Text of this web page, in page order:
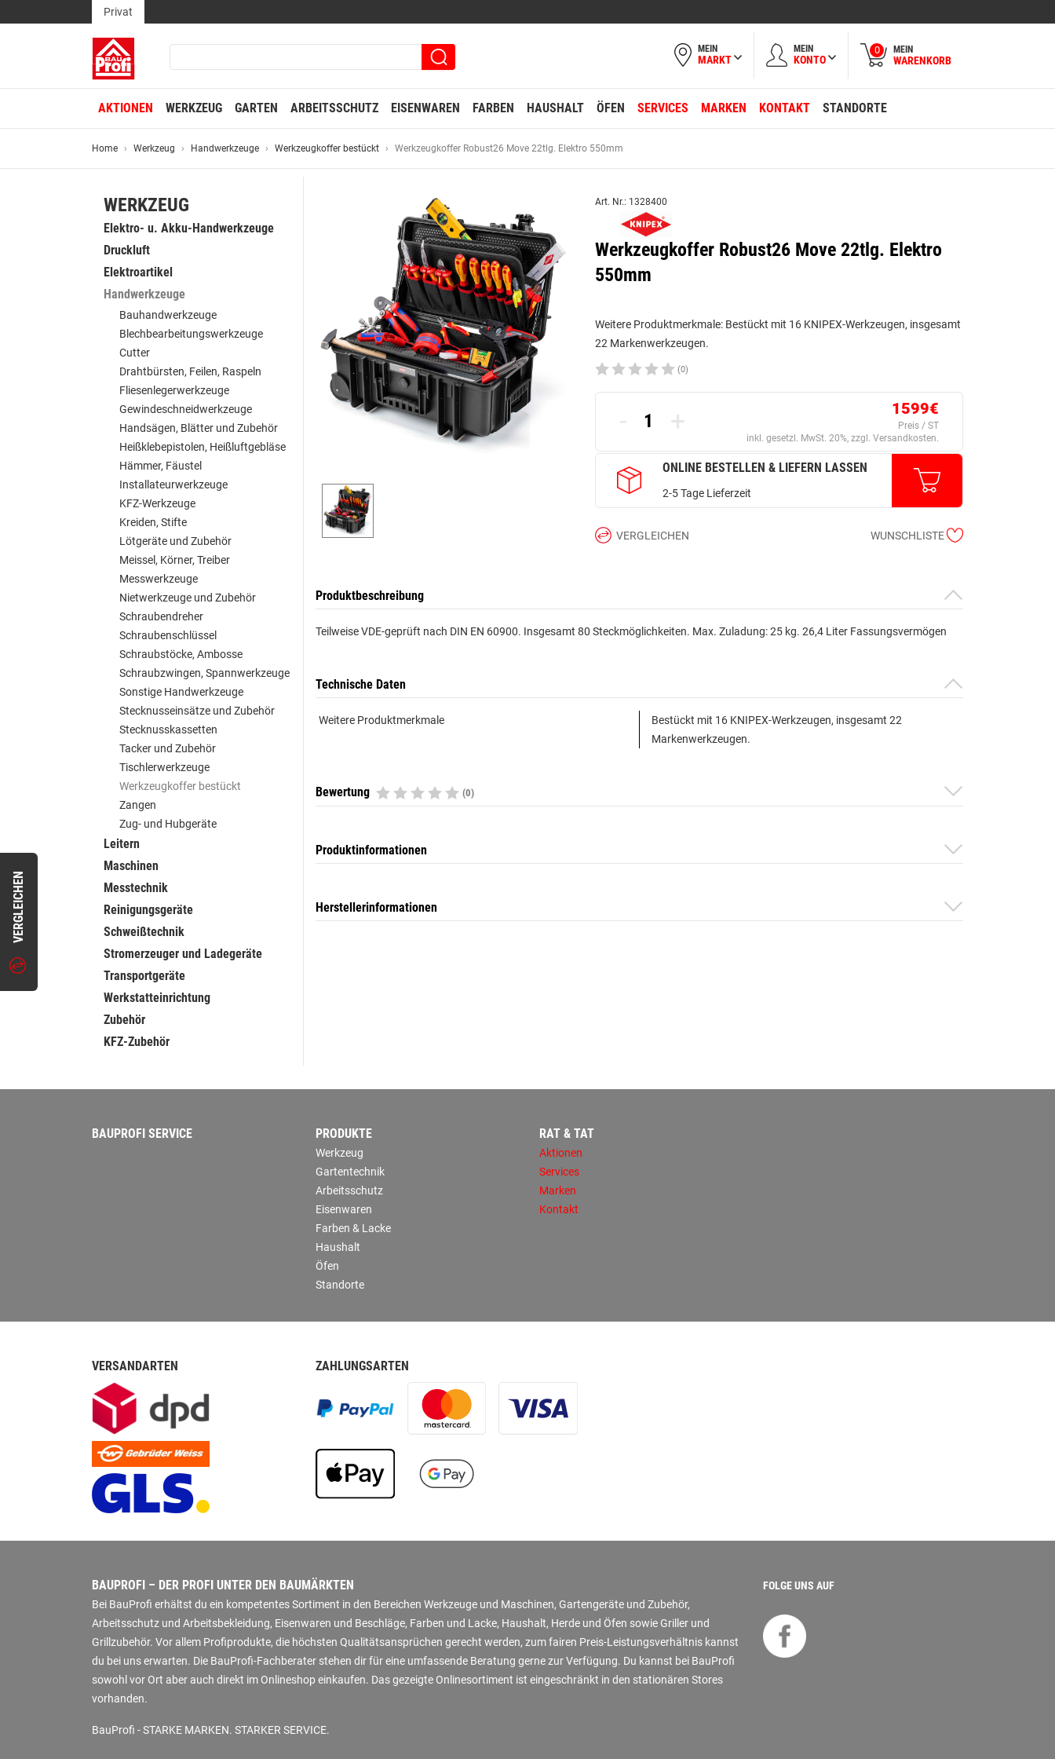
VERGLEICHEN
Privat
MEIN
MARKT
MEIN
KONTO
0 MEIN
WARENKORB
AKTIONEN WERKZEUG GARTEN ARBEITSSCHUTZ EISENWAREN FARBEN HAUSHALT ÖFEN SERVICES MARKEN KONTAKT STANDORTE
Home Werkzeug Handwerkzeuge Werkzeugkoffer bestückt Werkzeugkoffer Robust26 Move 22tlg. Elektro 550mm
WERKZEUG
Elektro- u. Akku-Handwerkzeuge
Druckluft
Elektroartikel
Handwerkzeuge
Bauhandwerkzeuge
Blechbearbeitungswerkzeuge
Cutter
Drahtbürsten, Feilen, Raspeln
Fliesenlegerwerkzeuge
Gewindeschneidwerkzeuge
Handsägen, Blätter und Zubehör
Heißklebepistolen, Heißluftgebläse
Hämmer, Fäustel
Installateurwerkzeuge
KFZ-Werkzeuge
Kreiden, Stifte
Lötgeräte und Zubehör
Meissel, Körner, Treiber
Messwerkzeuge
Nietwerkzeuge und Zubehör
Schraubendreher
Schraubenschlüssel
Schraubstöcke, Ambosse
Schraubzwingen, Spannwerkzeuge
Sonstige Handwerkzeuge
Stecknusseinsätze und Zubehör
Stecknusskassetten
Tacker und Zubehör
Tischlerwerkzeuge
Werkzeugkoffer bestückt
Zangen
Zug- und Hubgeräte
Leitern
Maschinen
Messtechnik
Reinigungsgeräte
Schweißtechnik
Stromerzeuger und Ladegeräte
Transportgeräte
Werkstatteinrichtung
Zubehör
KFZ-Zubehör
Art. Nr.: 1328400
Werkzeugkoffer Robust26 Move 22tlg. Elektro
550mm
Weitere Produktmerkmale: Bestückt mit 16 KNIPEX-Werkzeugen, insgesamt
22 Markenwerkzeugen.
(0)
- + 1599€
Preis / ST
inkl. gesetzl. MwSt. 20%, zzgl. Versandkosten.
ONLINE BESTELLEN & LIEFERN LASSEN
2-5 Tage Lieferzeit
VERGLEICHEN WUNSCHLISTE
Produktbeschreibung
Teilweise VDE-geprüft nach DIN EN 60900. Insgesamt 80 Steckmöglichkeiten. Max. Zuladung: 25 kg. 26,4 Liter Fassungsvermögen
Technische Daten
Weitere Produktmerkmale
Bestückt mit 16 KNIPEX-Werkzeugen, insgesamt 22
Markenwerkzeugen.
Bewertung (0)
Produktinformationen
Herstellerinformationen
BAUPROFI SERVICE PRODUKTE
Werkzeug
Gartentechnik
Arbeitsschutz
Eisenwaren
Farben & Lacke
Haushalt
Öfen
Standorte
RAT & TAT
Aktionen
Services
Marken
Kontakt
VERSANDARTEN ZAHLUNGSARTEN
BAUPROFI – DER PROFI UNTER DEN BAUMÄRKTEN
Bei BauProfi erhältst du ein kompetentes Sortiment in den Bereichen Werkzeuge und Maschinen, Gartengeräte und Zubehör,
Arbeitsschutz und Arbeitsbekleidung, Eisenwaren und Beschläge, Farben und Lacke, Haushalt, Herde und Öfen sowie Griller und
Grillzubehör. Vor allem Profiprodukte, die höchsten Qualitätsansprüchen gerecht werden, zum fairen Preis-Leistungsverhältnis kannst
du bei uns erwarten. Die BauProfi-Fachberater stehen dir für eine umfassende Beratung gerne zur Verfügung. Du kannst bei BauProfi
sowohl vor Ort aber auch direkt im Onlineshop einkaufen. Das gezeigte Onlinesortiment ist eingeschränkt in den stationären Stores
vorhanden.
BauProfi - STARKE MARKEN. STARKER SERVICE.
FOLGE UNS AUF